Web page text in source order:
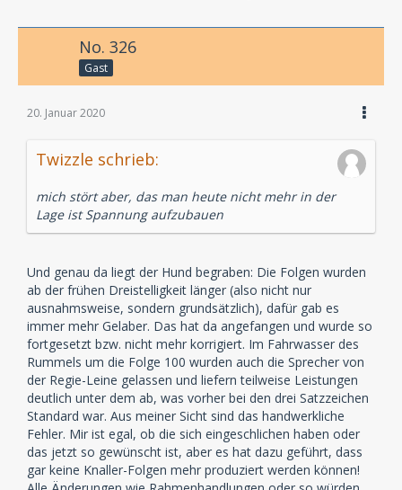
No. 326
Gast
20. Januar 2020
Twizzle schrieb:
mich stört aber, das man heute nicht mehr in der
Lage ist Spannung aufzubauen
Und genau da liegt der Hund begraben: Die Folgen wurden
ab der frühen Dreistelligkeit länger (also nicht nur
ausnahmsweise, sondern grundsätzlich), dafür gab es
immer mehr Gelaber. Das hat da angefangen und wurde so
fortgesetzt bzw. nicht mehr korrigiert. Im Fahrwasser des
Rummels um die Folge 100 wurden auch die Sprecher von
der Regie-Leine gelassen und liefern teilweise Leistungen
deutlich unter dem ab, was vorher bei den drei Satzzeichen
Standard war. Aus meiner Sicht sind das handwerkliche
Fehler. Mir ist egal, ob die sich eingeschlichen haben oder
das jetzt so gewünscht ist, aber es hat dazu geführt, dass
gar keine Knaller-Folgen mehr produziert werden können!